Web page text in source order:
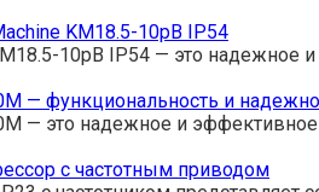
KM18.5-10рВ IP54
10рВ IP54 — это надежное
— функциональность и
— это надежное и эффективное
с частотным приводом